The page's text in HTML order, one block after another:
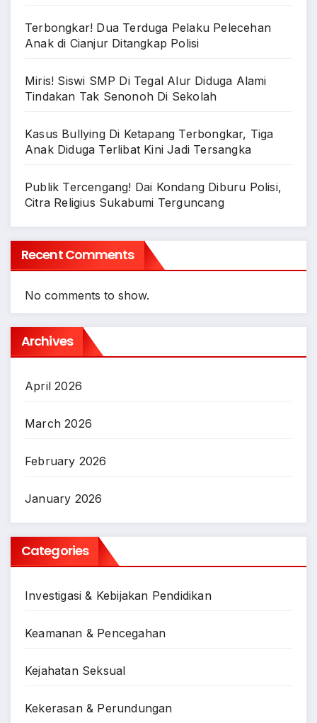
Terbongkar! Dua Terduga Pelaku Pelecehan
Anak di Cianjur Ditangkap Polisi
Miris! Siswi SMP Di Tegal Alur Diduga Alami
Tindakan Tak Senonoh Di Sekolah
Kasus Bullying Di Ketapang Terbongkar, Tiga
Anak Diduga Terlibat Kini Jadi Tersangka
Publik Tercengang! Dai Kondang Diburu Polisi,
Citra Religius Sukabumi Terguncang
Recent Comments
No comments to show.
Archives
April 2026
March 2026
February 2026
January 2026
Categories
Investigasi & Kebijakan Pendidikan
Keamanan & Pencegahan
Kejahatan Seksual
Kekerasan & Perundungan